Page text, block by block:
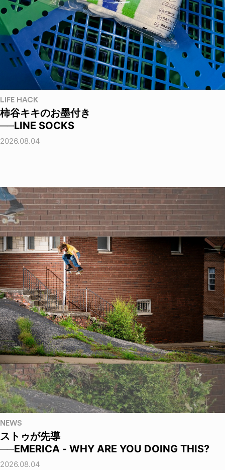
LIFE HACK
柿谷キキのお墨付き
──LINE SOCKS
2026.08.04
NEWS
ストゥが先導
──EMERICA - WHY ARE YOU DOING THIS?
2026.08.04